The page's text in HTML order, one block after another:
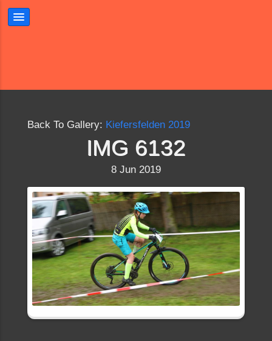
Back To Gallery: Kiefersfelden 2019
IMG 6132
8 Jun 2019